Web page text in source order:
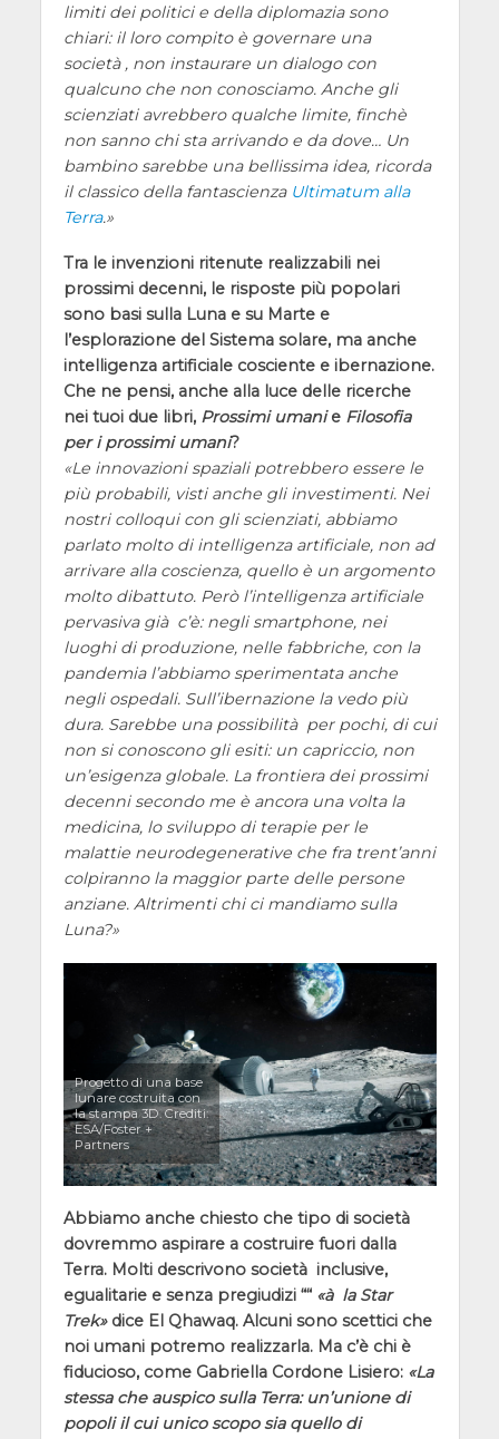
limiti dei politici e della diplomazia sono
chiari: il loro compito è governare una
società , non instaurare un dialogo con
qualcuno che non conosciamo. Anche gli
scienziati avrebbero qualche limite, finchè
non sanno chi sta arrivando e da dove… Un
bambino sarebbe una bellissima idea, ricorda
il classico della fantascienza Ultimatum alla
Terra.
Tra le invenzioni ritenute realizzabili nei
prossimi decenni, le risposte più popolari
sono basi sulla Luna e su Marte e
l’esplorazione del Sistema solare, ma anche
intelligenza artificiale cosciente e ibernazione.
Che ne pensi, anche alla luce delle ricerche
nei tuoi due libri, Prossimi umanie Filosofia
per i prossimi umani?
Le innovazioni spaziali potrebbero essere le
più probabili, visti anche gli investimenti. Nei
nostri colloqui con gli scienziati, abbiamo
parlato molto di intelligenza artificiale, non ad
arrivare alla coscienza, quello è un argomento
molto dibattuto. Però l’intelligenza artificiale
pervasiva già c’è: negli smartphone, nei
luoghi di produzione, nelle fabbriche, con la
pandemia l’abbiamo sperimentata anche
negli ospedali. Sull’ibernazione la vedo più
dura. Sarebbe una possibilità per pochi, di cui
non si conoscono gli esiti: un capriccio, non
un’esigenza globale. La frontiera dei prossimi
decenni secondo me è ancora una volta la
medicina, lo sviluppo di terapie per le
malattie neurodegenerative che fra trent’anni
colpiranno la maggior parte delle persone
anziane. Altrimenti chi ci mandiamo sulla
Luna?
Progetto di una base
lunare costruita con
la stampa 3D. Crediti:
ESA/Foster +
Partners
Abbiamo anche chiesto che tipo di società
dovremmo aspirare a costruire fuori dalla
Terra. Molti descrivono società inclusive,
egualitarie e senza pregiudizi ““ à la Star
Trek dice El Qhawaq. Alcuni sono scettici che
noi umani potremo realizzarla. Ma c’è chi è
fiducioso, come Gabriella Cordone Lisiero: La
stessa che auspico sulla Terra: un’unione di
popoli il cui unico scopo sia quello di